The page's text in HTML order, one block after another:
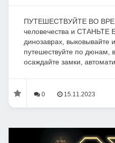
ПУТЕШЕСТВУЙТЕ ВО
человечества и СТАНЬТЕ
динозаврах, выковывайте
путешествуйте по дюнам,
осаждайте замки,
0 15.11.2023